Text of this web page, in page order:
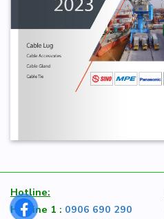
Hotline:
Hotline 1 : 0906 690 290